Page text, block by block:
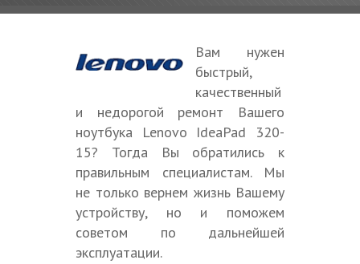
Вам нужен
быстрый,
качественный
и недорогой ремонт Вашего
ноутбука Lenovo IdeaPad 320-
15? Тогда Вы обратились к
правильным специалистам. Мы
не только вернем жизнь Вашему
устройству, но и поможем
советом по дальнейшей
эксплуатации.